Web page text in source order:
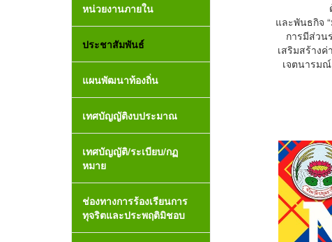
หน่วยงานภายใน
ประชาสัมพันธ์
แผนพัฒนาท้องถิ่น
เทศบัญญัติงบประมาณ
เทศบัญญัติ/ระเบียบ/กฏ
หมาย
ช่องทางการร้องเรียนการ
ทุจริตและประพฤติมิชอบ
และพันธกิจ
การมีส่วน
เสริมสร้าง
เจตนารม